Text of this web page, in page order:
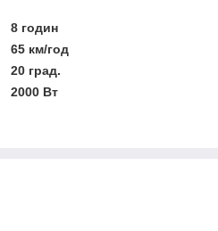
8 годин
65 км/год
20 град.
2000 Вт